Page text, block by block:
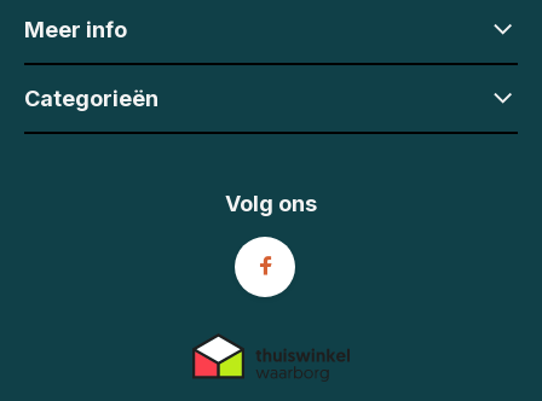
Meer info
Categorieën
Volg ons